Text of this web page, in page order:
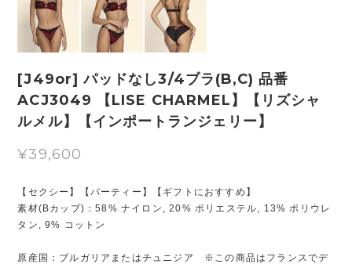
[J49or] パッドなし3/4ブラ(B,C) 品番
ACJ3049 【LISE CHARMEL】【リズシャ
ルメル】【インポートランジェリー】
¥39,600
【セクシー】【パーティー】【ギフトにおすすめ】
素材(Bカップ)：58% ナイロン, 20% ポリエステル, 13% ポリウレ
タン, 9% コットン
原産国：ブルガリアまたはチュニジア ※この商品はフランスでデ